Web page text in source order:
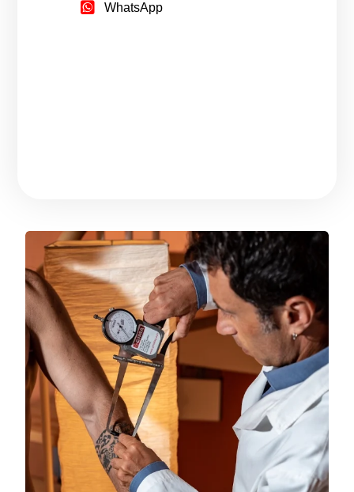
WhatsApp